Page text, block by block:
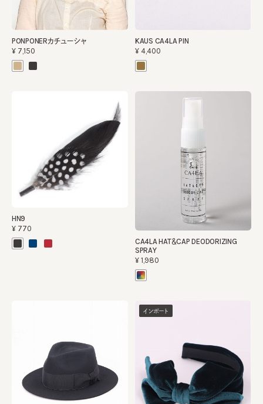
PONPONERカチューシャ
¥7,150
KAUS CA4LA PIN
¥4,400
HN9
¥770
CA4LA HAT＆CAP DEODORIZING
SPRAY
¥1,980
インポート